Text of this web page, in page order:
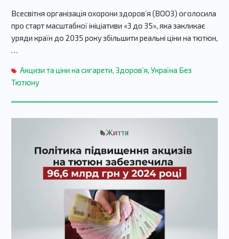
Всесвітня організація охорони здоров’я (ВООЗ) оголосила
про старт масштабної ініціативи «3 до 35», яка закликає
уряди країн до 2035 року збільшити реальні ціни на тютюн,
…
Акцизи та ціни на сигарети, Здоров’я, Україна Без
Тютюну